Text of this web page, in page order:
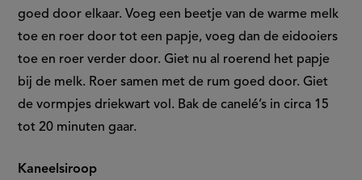
goed door elkaar. Voeg een beetje van de warme melk
toe en roer door tot een papje, voeg dan de eidooiers
toe en roer verder door. Giet nu al roerend het papje
bij de melk. Roer samen met de rum goed door. Giet
de vormpjes driekwart vol. Bak de canelé’s in circa 15
tot 20 minuten gaar.
Kaneelsiroop